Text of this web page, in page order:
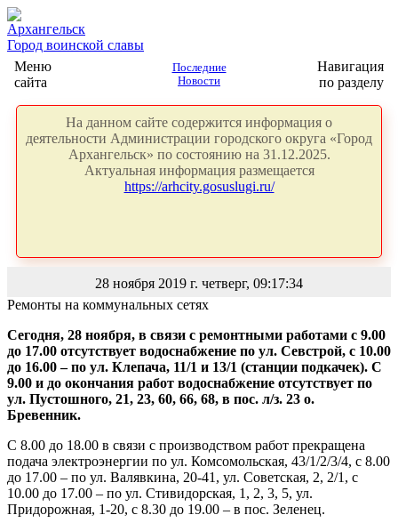
Архангельск
Город воинской славы
Меню
сайта
Последние
Новости
Навигация
по разделу
На данном сайте содержится информация о
деятельности Администрации городского округа «Город
Архангельск» по состоянию на 31.12.2025.
Актуальная информация размещается
https://arhcity.gosuslugi.ru/
28 ноября 2019 г. четверг, 09:17:34
Ремонты на коммунальных сетях
Сегодня, 28 ноября, в связи с ремонтными работами с 9.00
до 17.00 отсутствует водоснабжение по ул. Севстрой, с 10.00
до 16.00 – по ул. Клепача, 11/1 и 13/1 (станции подкачек). С
9.00 и до окончания работ водоснабжение отсутствует по
ул. Пустошного, 21, 23, 60, 66, 68, в пос. л/з. 23 о.
Бревенник.
С 8.00 до 18.00 в связи с производством работ прекращена
подача электроэнергии по ул. Комсомольская, 43/1/2/3/4, с 8.00
до 17.00 – по ул. Валявкина, 20-41, ул. Советская, 2, 2/1, с
10.00 до 17.00 – по ул. Стивидорская, 1, 2, 3, 5, ул.
Придорожная, 1-20, с 8.30 до 19.00 – в пос. Зеленец.